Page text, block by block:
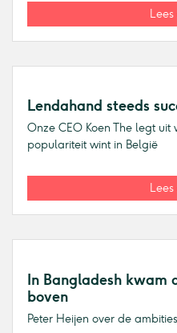
Lendahand steeds
Onze CEO Koen The legt
populariteit wint in België
In Bangladesh kwam
boven
Peter Heijen over de